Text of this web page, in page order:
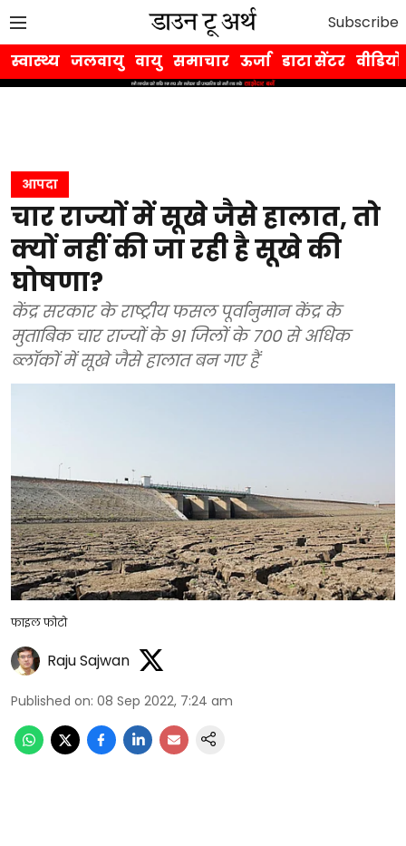
Subscribe
स्वास्थ्य जलवायु वायु समाचार ऊर्जा डाटा सेंटर वीडियो
आपदा
चार राज्यों में सूखे जैसे हालात, तो
क्यों नहीं की जा रही है सूखे की
घोषणा?
केंद्र सरकार के राष्ट्रीय फसल पूर्वानुमान केंद्र के
मुताबिक चार राज्यों के 91 जिलों के 700 से अधिक
ब्लॉकों में सूखे जैसे हालात बन गए हैं
फाइल फोटो
Raju Sajwan
Published on: 08 Sep 2022, 7:24 am